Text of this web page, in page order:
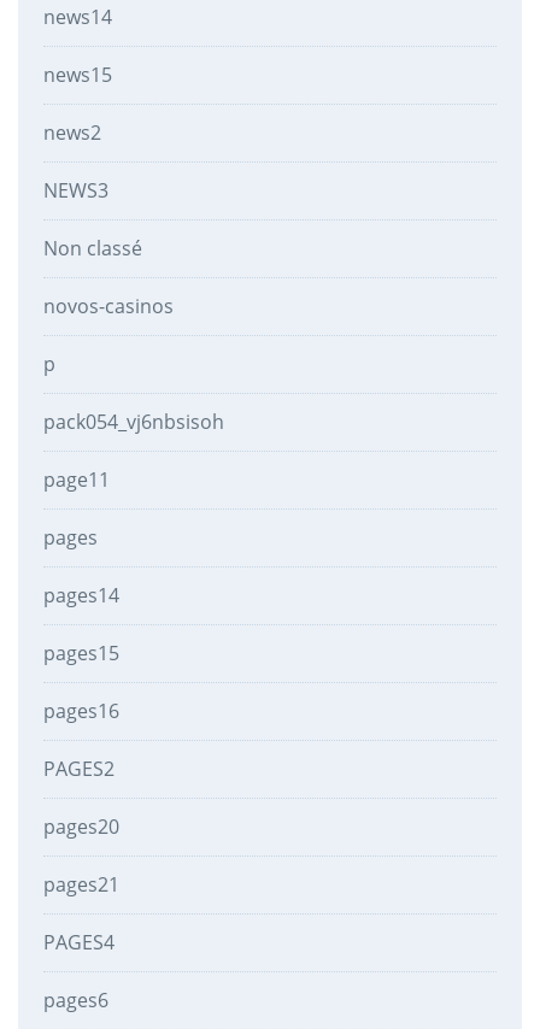
news14
news15
news2
NEWS3
Non classé
novos-casinos
p
pack054_vj6nbsisoh
page11
pages
pages14
pages15
pages16
PAGES2
pages20
pages21
PAGES4
pages6